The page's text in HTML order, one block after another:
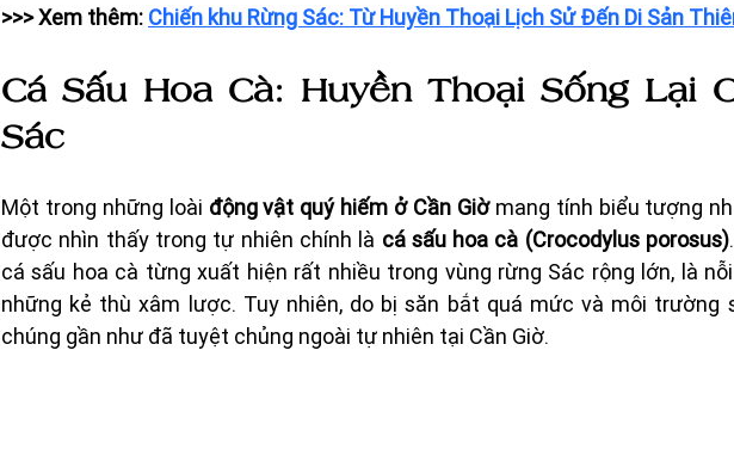
>>> Xem thêm: Chiến khu Rừng Sác: Từ Huyền Thoại Lịch Sử Đến Di Sản
Cá Sấu Hoa Cà: Huyền Thoại Sống Lại
Sác
Một trong những loài động vật quý hiếm ở Cần Giờ mang tính biểu tượng
được nhìn thấy trong tự nhiên chính là cá sấu hoa cà (Crocodylus porosus)
cá sấu hoa cà từng xuất hiện rất nhiều trong vùng rừng Sác rộng lớn, là
những kẻ thù xâm lược. Tuy nhiên, do bị săn bắt quá mức và môi trường
chúng gần như đã tuyệt chủng ngoài tự nhiên tại Cần Giờ.